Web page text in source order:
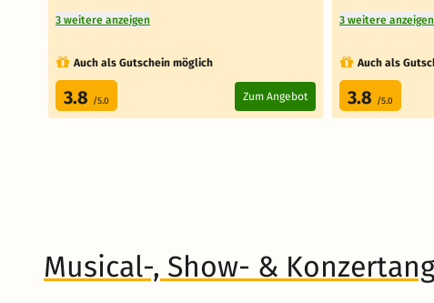
3 weitere anzeigen
Auch als Gutschein möglich
3.8 /5.0 Zum Angebot
3 weitere anzeigen
Auch als
3.8 /5.0
Musical-, Show- &